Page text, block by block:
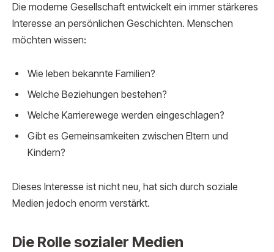
Die moderne Gesellschaft entwickelt ein immer stärkeres
Interesse an persönlichen Geschichten. Menschen
möchten wissen:
Wie leben bekannte Familien?
Welche Beziehungen bestehen?
Welche Karrierewege werden eingeschlagen?
Gibt es Gemeinsamkeiten zwischen Eltern und
Kindern?
Dieses Interesse ist nicht neu, hat sich durch soziale
Medien jedoch enorm verstärkt.
Die Rolle sozialer Medien